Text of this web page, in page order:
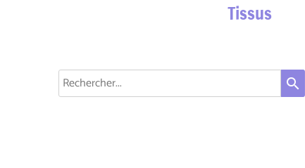
Tissus
search